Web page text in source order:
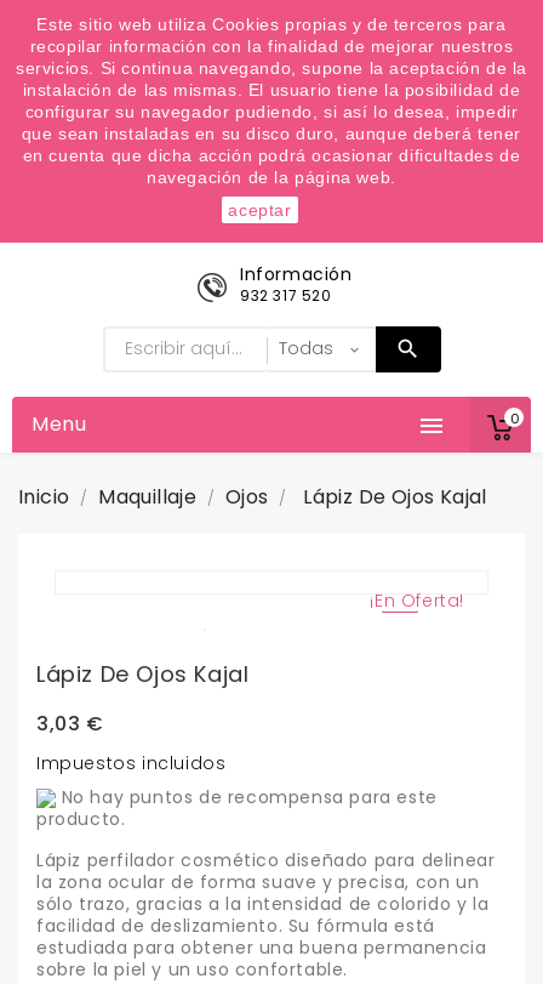
¿Quiere conocer las próximas ofertas del fin de
semana? Apúntate a nuestra Newsletter
Favoritos (0)

0
Información
932 317 520

Menu
Inicio Maquillaje Ojos Lápiz De Ojos Kajal
¡En Oferta!
Lápiz De Ojos Kajal
3,03 €
Impuestos incluidos
No hay puntos de recompensa para este
producto.
Lápiz perfilador cosmético diseñado para delinear
la zona ocular de forma suave y precisa, con un
sólo trazo, gracias a la intensidad de colorido y la
facilidad de deslizamiento. Su fórmula está
estudiada para obtener una buena permanencia
sobre la piel y un uso confortable.
Este sitio web utiliza Cookies propias y de terceros para
recopilar información con la finalidad de mejorar nuestros
servicios. Si continua navegando, supone la aceptación de la
instalación de las mismas. El usuario tiene la posibilidad de
configurar su navegador pudiendo, si así lo desea, impedir
que sean instaladas en su disco duro, aunque deberá tener
en cuenta que dicha acción podrá ocasionar dificultades de
navegación de la página web.
aceptar